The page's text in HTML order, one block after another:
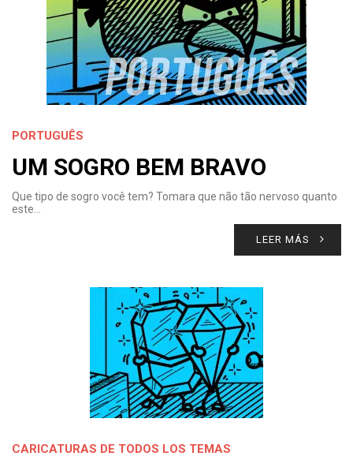
PORTUGUÊS
UM SOGRO BEM BRAVO
Que tipo de sogro você tem? Tomara que não tão nervoso quanto
este…
LEER MÁS
CARICATURAS DE TODOS LOS TEMAS